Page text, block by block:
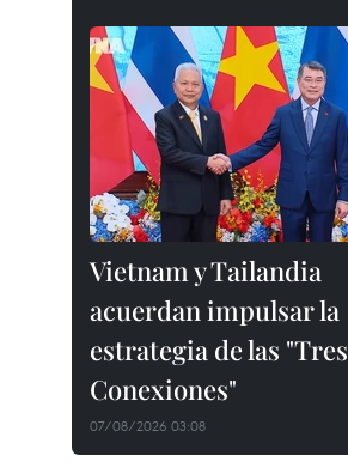
Vietnam y Tailandia
acuerdan impulsar la
estrategia de las "Tres
Conexiones"
07/08/2026 03:08